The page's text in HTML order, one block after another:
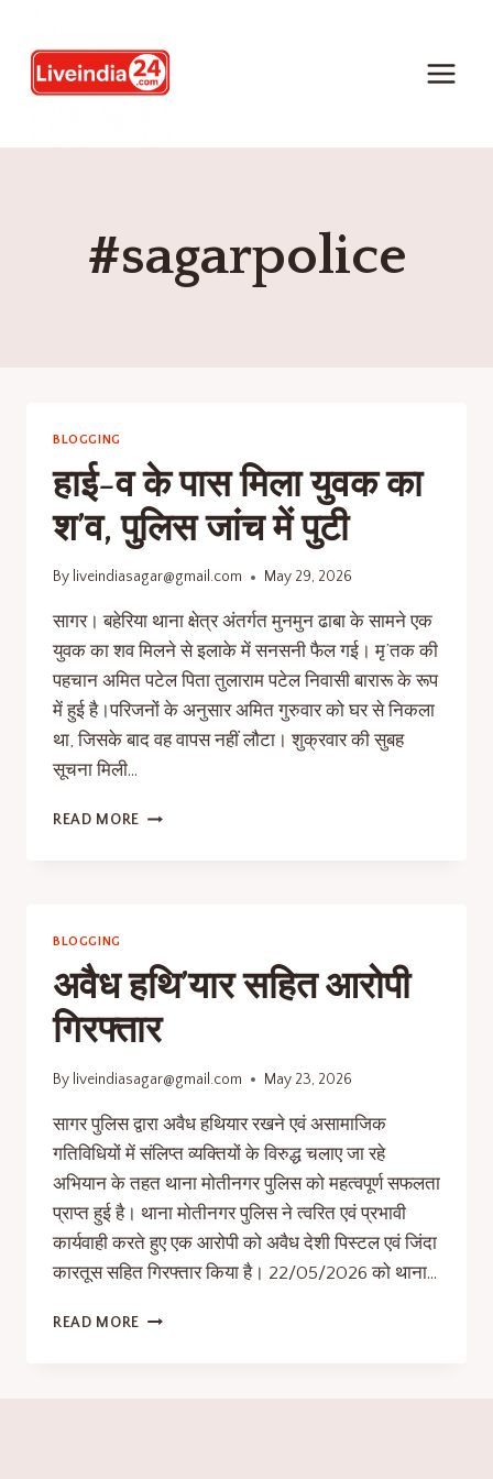
#sagarpolice
BLOGGING
हाई-व के पास मिला युवक का
श’व, पुलिस जांच में पुटी
By liveindiasagar@gmail.com May 29, 2026
सागर। बहेरिया थाना क्षेत्र अंतर्गत मुनमुन ढाबा के सामने एक
युवक का शव मिलने से इलाके में सनसनी फैल गई। मृ’तक की
पहचान अमित पटेल पिता तुलाराम पटेल निवासी बारारू के रूप
में हुई है।परिजनों के अनुसार अमित गुरुवार को घर से निकला
था, जिसके बाद वह वापस नहीं लौटा। शुक्रवार की सुबह
सूचना मिली…
READ MORE
BLOGGING
अवैध हथि’यार सहित आरोपी
गिरफ्तार
By liveindiasagar@gmail.com May 23, 2026
सागर पुलिस द्वारा अवैध हथियार रखने एवं असामाजिक
गतिविधियों में संलिप्त व्यक्तियों के विरुद्ध चलाए जा रहे
अभियान के तहत थाना मोतीनगर पुलिस को महत्वपूर्ण सफलता
प्राप्त हुई है। थाना मोतीनगर पुलिस ने त्वरित एवं प्रभावी
कार्यवाही करते हुए एक आरोपी को अवैध देशी पिस्टल एवं जिंदा
कारतूस सहित गिरफ्तार किया है। 22/05/2026 को थाना…
READ MORE